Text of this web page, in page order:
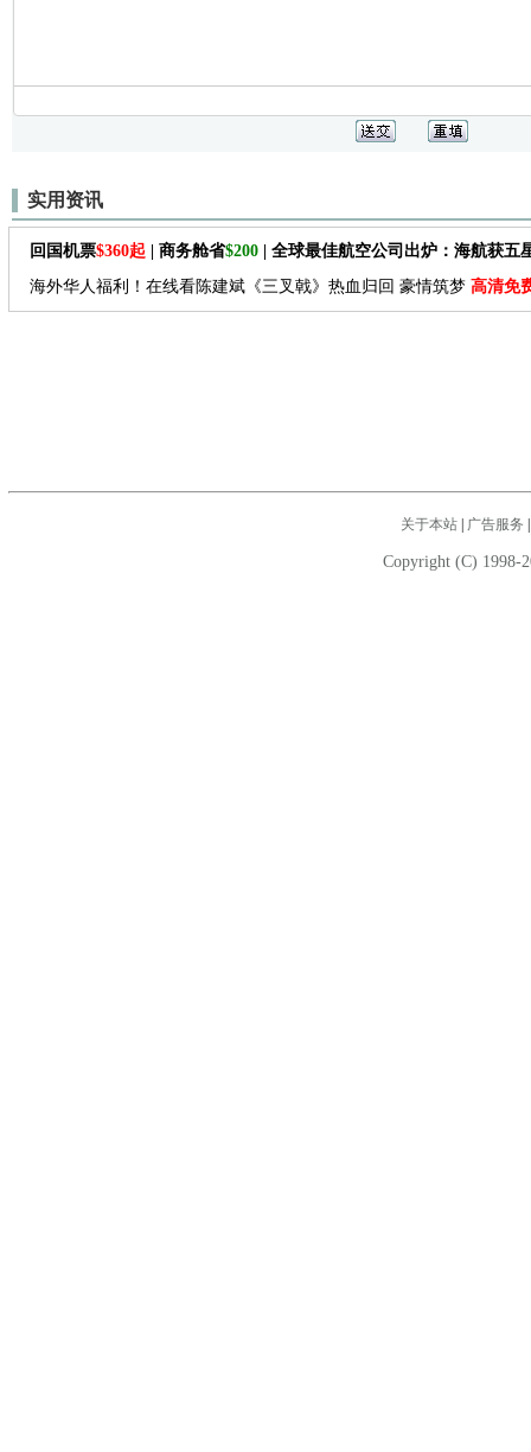
实用资讯
回国机票$360起 | 商务舱省$200 | 全球最佳航空公司出炉：海航获五
海外华人福利！在线看陈建斌《三叉戟》热血归回 豪情筑梦 高清免
关于本站| 广告服务
Copyright (C) 1998-